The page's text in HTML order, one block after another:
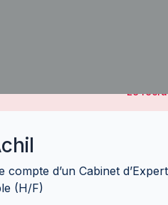
Le
d’un Cabinet
(H/F)